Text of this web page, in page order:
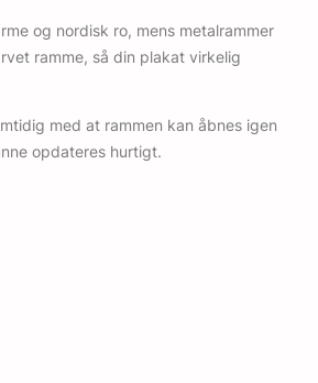
og nordisk ro, mens metalrammer
ramme, så din plakat virkelig
med at rammen kan åbnes igen
opdateres hurtigt.